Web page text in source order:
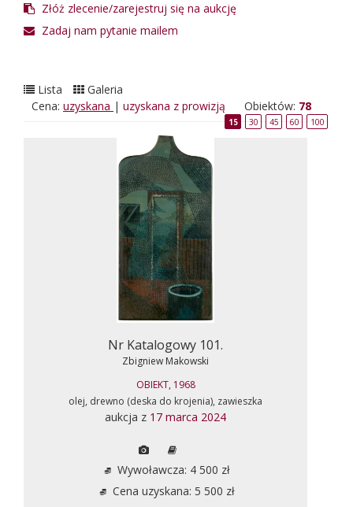
Złóż zlecenie/zarejestruj się na aukcję
Zadaj nam pytanie mailem
Lista
Galeria
Cena: uzyskana | uzyskana z prowizją Obiektów: 78
15 30 45 60 100
Nr Katalogowy 101.
Zbigniew Makowski
OBIEKT, 1968
olej, drewno (deska do krojenia), zawieszka
aukcja z 17 marca 2024
Wywoławcza: 4 500 zł
Cena uzyskana: 5 500 zł